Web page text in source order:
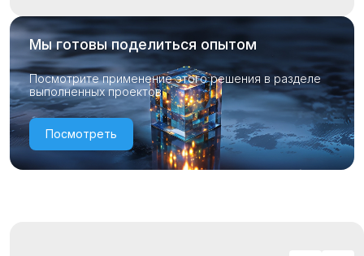
Мы готовы поделиться опытом
Посмотрите применение этого решения в разделе
выполненных проектов
Посмотреть